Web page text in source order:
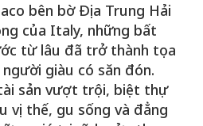
bên bờ Địa Trung Hải
của Italy, những bất
từ lâu đã trở thành tọa
giàu có săn đón.
sản vượt trội, biệt thự
vị thế, gu sống và đẳng